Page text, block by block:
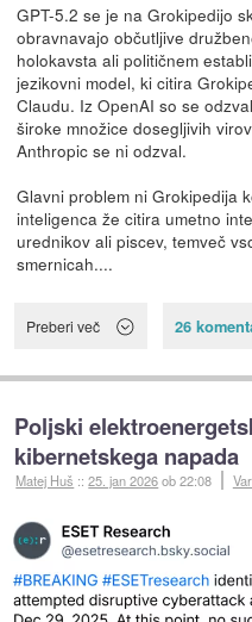
GPT-5.2 se je na Grokipedijo
obravnavajo občutljive
holokavsta ali političnem
jezikovni model, ki citira
Claudu. Iz OpenAI so se
široke množice dosegljivih
Anthropic se ni odzval.
Glavni problem ni Grokipedija
inteligenca že citira umetno
urednikov ali piscev, temveč
smernicah....
Preberi več 26
Poljski
kibernetskega napada
Matej Huš ::25. jan 2026ob 22:08